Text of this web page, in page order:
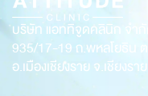
บริษัท แอททิจูดคลินิก จำ
935/17-19 ถ.พหลโยธิน ต
อ.เมืองเชียงราย จ.เชียงร